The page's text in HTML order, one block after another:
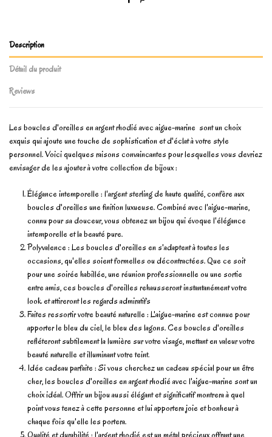
Description
Détail du produit
Reviews
Les boucles d'oreilles en argent rhodié avec aigue-marine sont un choix
exquis qui ajoute une touche de sophistication et d'éclat à votre style
personnel. Voici quelques raisons convaincantes pour lesquelles vous devriez
envisager de les ajouter à votre collection de bijoux :
Élégance intemporelle : l'argent sterling de haute qualité, confère aux
boucles d'oreilles une finition luxueuse. Combiné avec l'aigue-marine,
connu pour sa douceur, vous obtenez un bijou qui évoque l'élégance
intemporelle et la beauté pure.
Polyvalence : Les boucles d'oreilles en s'adaptent à toutes les
occasions, qu'elles soient formelles ou décontractées. Que ce soit
pour une soirée habillée, une réunion professionnelle ou une sortie
entre amis, ces boucles d'oreilles rehausseront instantanément votre
look et attireront les regards admiratifs
Faites ressortir votre beauté naturelle : L'aigue-marine est connue pour
apporter le bleu du ciel, le bleu des lagons. Ces boucles d'oreilles
refléteront subtilement la lumière sur votre visage, mettant en valeur votre
beauté naturelle et illuminant votre teint.
Idée cadeau parfaite : Si vous cherchez un cadeau spécial pour un être
cher, les boucles d'oreilles en argent rhodié avec l'aigue-marine sont un
choix idéal. Offrir un bijou aussi élégant et significatif montrera à quel
point vous tenez à cette personne et lui apportera joie et bonheur à
chaque fois qu'elle les portera.